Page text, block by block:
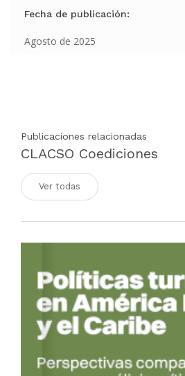
Fecha de publicación:
Agosto de 2025
Publicaciones relacionadas
CLACSO Coediciones
Ver todas